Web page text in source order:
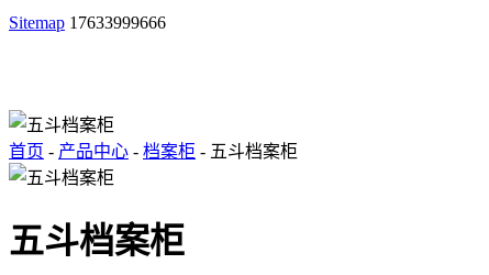
Sitemap 17633999666
首页 - 产品中心 - 档案柜 - 五斗档案柜
五斗档案柜